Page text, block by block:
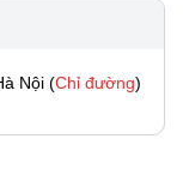
Nội (Chỉ đường)